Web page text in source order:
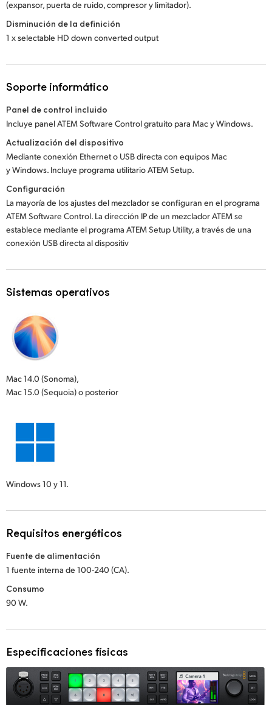
(expansor, puerta de ruido, compresor y limitador).
Disminución de la definición
1 x selectable HD down converted output
Soporte informático
Panel de control incluido
Incluye panel ATEM Software Control gratuito para Mac y Windows.
Actualización del dispositivo
Mediante conexión Ethernet o USB directa con equipos Mac
y Windows. Incluye programa utilitario ATEM Setup.
Configuración
La mayoría de los ajustes del mezclador se configuran en el programa
ATEM Software Control. La dirección IP de un mezclador ATEM se
establece mediante el programa ATEM Setup Utility, a través de una
conexión USB directa al dispositiv
Sistemas operativos
Mac 14.0 (Sonoma),
Mac 15.0 (Sequoia) o posterior
Windows 10 y 11.
Requisitos energéticos
Fuente de alimentación
1 fuente interna de 100-240 (CA).
Consumo
90 W.
Especificaciones físicas